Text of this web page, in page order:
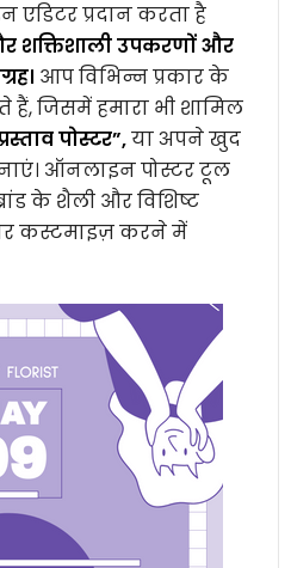
एडिटर प्रदान करता है
शक्तिशाली उपकरणों और
आप विभिन्न प्रकार के
जिसमें हमारा भी शामिल
पोस्टर”,या अपने खुद
ऑनलाइन पोस्टर टूल
के शैली और विशिष्ट
कस्टमाइज़ करने में